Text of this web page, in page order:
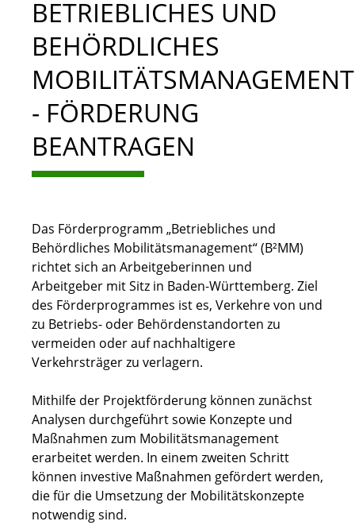
BETRIEBLICHES UND
BEHÖRDLICHES
MOBILITÄTSMANAGEMENT
- FÖRDERUNG
BEANTRAGEN
Das Förderprogramm „Betriebliches und
Behördliches Mobilitätsmanagement“ (B²MM)
richtet sich an Arbeitgeberinnen und
Arbeitgeber mit Sitz in Baden-Württemberg. Ziel
des Förderprogrammes ist es, Verkehre von und
zu Betriebs- oder Behördenstandorten zu
vermeiden oder auf nachhaltigere
Verkehrsträger zu verlagern.
Mithilfe der Projektförderung können zunächst
Analysen durchgeführt sowie Konzepte und
Maßnahmen zum Mobilitätsmanagement
erarbeitet werden. In einem zweiten Schritt
können investive Maßnahmen gefördert werden,
die für die Umsetzung der Mobilitätskonzepte
notwendig sind.